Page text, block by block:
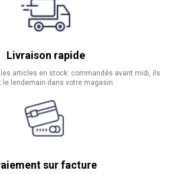
Livraison rapide
les articles en stock: commandés avant midi, ils
le lendemain dans votre magasin.
sur facture